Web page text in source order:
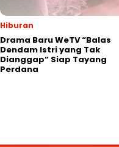
Hiburan
Drama Baru WeTV “Balas
Dendam Istri yang Tak
Dianggap” Siap Tayang
Perdana